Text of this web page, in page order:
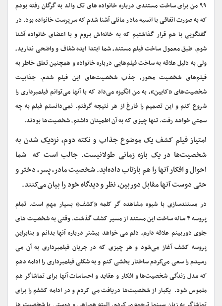
۹۹ من برای ساخت مستندی درباره خانواده های تک والد به گرگان رفته بودم
که به صورت اتفاقی با انسیه مادر مانلی آشنا شدم که سرپرست خانواده بود. در
گفتگویی با هم قرار گذاشتیم که به خانه‌اش بروم و با اعضای خانواده آشنا
شوم. طبق معمول ساخت فیلم مستند، شما ابتدا ایده شفاف و واضحی ندارید،
ولی به دلیل علاقه به ساخت فیلم‌‎هایی درباره خانواده و همچنین تعلق خاطر به
فیلم‌های شخصیت محور، جذب شخصیت‌های این فیلم شدم. جذابیت
شخصیت‌های «کابین»، به من انگیزه می‌داد که با آنها می‌توانم فیلمبرداری را
شروع کنم و این تصمیم را فارغ از هر نتیجه گرفتم. نمی‌دانستم فیلم به چه
سمتی خواهد رفت. تنها چیزی که به آن اطمینان داشتم، شخصیت‌ها بودند.
امتیاز فیلم کشف یک موضوع جذاب و نکته دوم، نزدیک شدن به
شخصیت‌ها در یک بازه زمانی طولانیست. جالب است که شما
احوال و افکار آنها را هم بازتاب داده‌اید. شخصیت مادر، پسر، دختر و
حتی دوست آنها مقابل دوربین، نظر و دیدگاه خود را بیان می‌کنند.
در مستندسازی با شیوه مشاهده گر کلمه «کشف» بسیار مهم است. تمام
پروسه ۴ ساله ساخت این مستند از مسیر کشف گذشت. وقتی به شخصیت های
جلوی دوربینم علاقه دارم، دلم می خواهد بیشتر درباره آنها بدانم و بنابراین
پروسه کشف آغاز می‌شود و هر چیزی که در جریان فیلمبرداری به آن می
رسیدم را سعی می‌کردم ساختار بخشی کنم و به شکلی فیلمبرداری را ادامه دهم
که مدل زندگی شخصیت‌ها و افکار و عقاید و احساسات آنها برای تماشاگر هم
ملموس شود. یکبار از شخصیت‌ها دریافت می کردم و در ادامه کشفم را برای